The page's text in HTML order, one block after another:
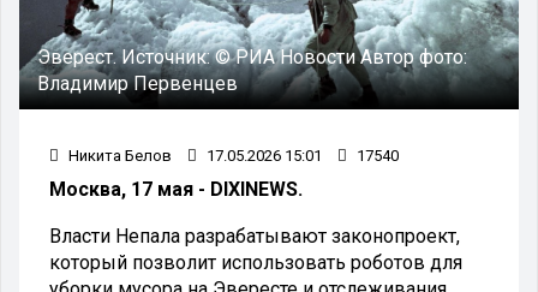
Эверест.Источник:© РИА НовостиАвтор фото:
Владимир Первенцев
Никита Белов 17.05.2026 15:01 17540
Москва, 17 мая - DIXINEWS.
Власти Непала разрабатывают законопроект,
который позволит использовать роботов для